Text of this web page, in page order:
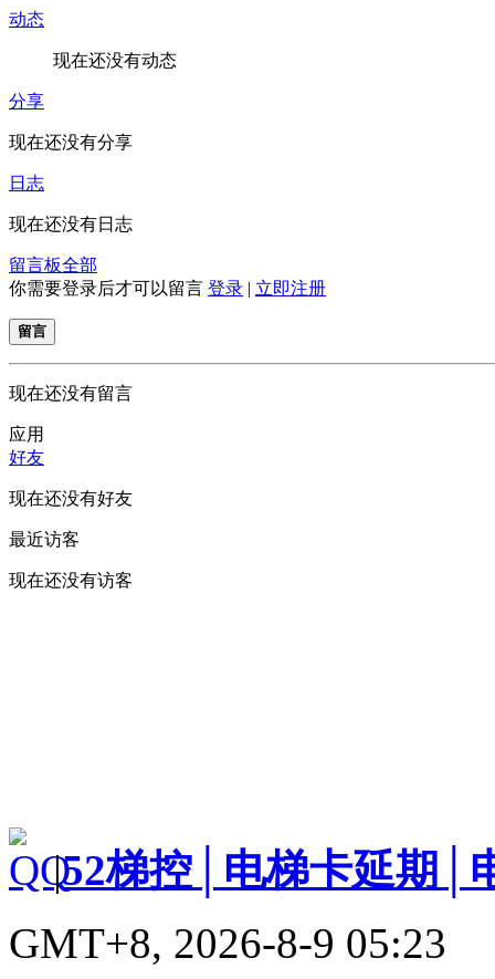
动态
现在还没有动态
分享
现在还没有分享
日志
现在还没有日志
留言板全部
你需要登录后才可以留言 登录 | 立即注册
留言
现在还没有留言
应用
好友
现在还没有好友
最近访客
现在还没有访客
|52梯控│电梯卡延期│
GMT+8, 2026-8-9 05:23